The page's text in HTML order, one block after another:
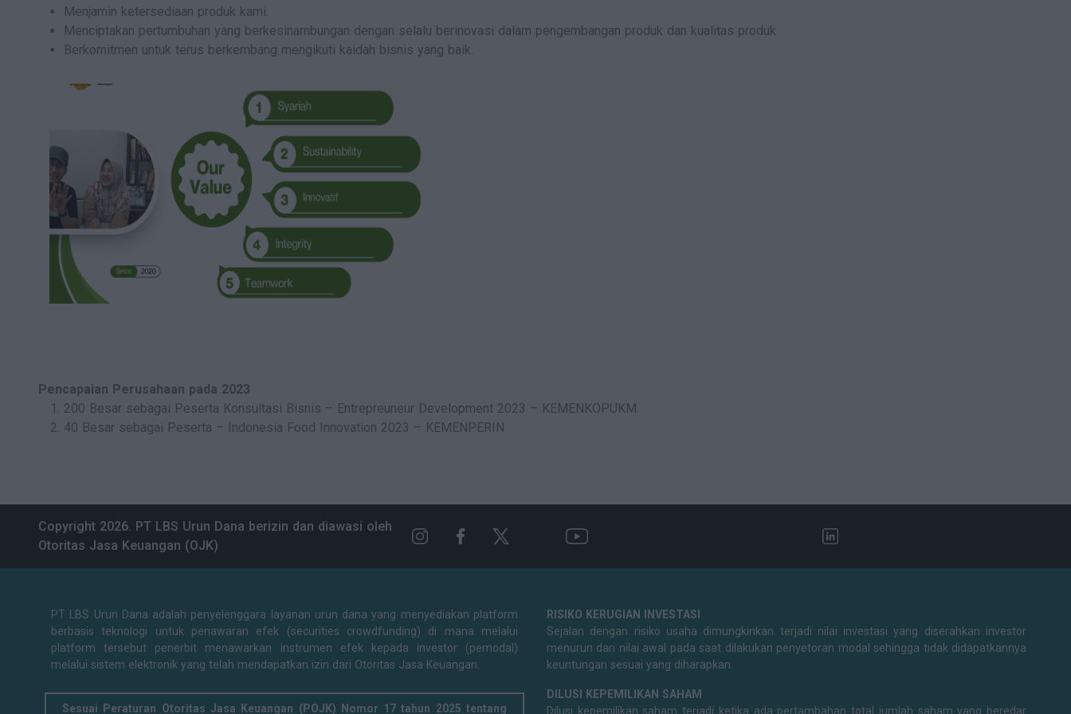
Menjamin ketersediaan produk kami.
Menciptakan pertumbuhan yang berkesinambungan dengan selalu berinovasi dalam pengembangan produk dan kualitas produk
Berkomitmen untuk terus berkembang mengikuti kaidah bisnis yang baik.
Pencapaian Perusahaan pada 2023
200 Besar sebagai Peserta Konsultasi Bisnis – Entrepreuneur Development 2023 – KEMENKOPUKM
40 Besar sebagai Peserta – Indonesia Food Innovation 2023 – KEMENPERIN
Copyright 2026. PT LBS Urun Dana berizin dan diawasi oleh
Otoritas Jasa Keuangan (OJK)
PT LBS Urun Dana adalah penyelenggara layanan urun dana yang menyediakan platform
berbasis teknologi untuk penawaran efek (securities crowdfunding) di mana melalui
platform tersebut penerbit menawarkan instrumen efek kepada investor (pemodal)
melalui sistem elektronik yang telah mendapatkan izin dari Otoritas Jasa Keuangan.
Sesuai Peraturan Otoritas Jasa Keuangan (POJK) Nomor 17 tahun 2025 tentang
RISIKO KERUGIAN INVESTASI
Sejalan dengan risiko usaha dimungkinkan terjadi nilai investasi yang diserahkan investor
menurun dari nilai awal pada saat dilakukan penyetoran modal sehingga tidak didapatkannya
keuntungan sesuai yang diharapkan.
DILUSI KEPEMILIKAN SAHAM
Dilusi kepemilikan saham terjadi ketika ada pertambahan total jumlah saham yang beredar